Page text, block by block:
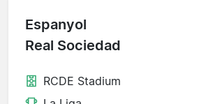
Espanyol
Real Sociedad
RCDE Stadium